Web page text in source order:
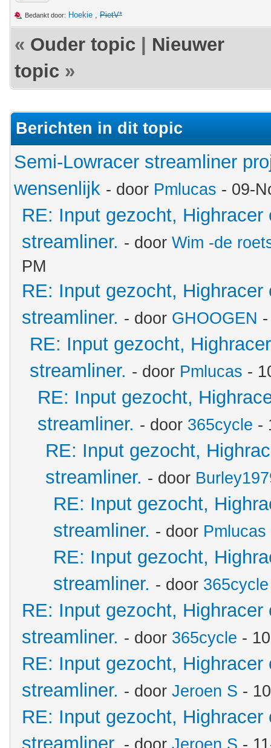
Bedankt door: Hoekie , PietV*
« Ouder topic
Nieuwer
topic »
Berichten in dit topic
Semi-Lowracer streamliner
wensenlijk - door Pmlucas - 09-
RE: Input gezocht, Highracer
streamliner. - door Wim -de
PM
RE: Input gezocht, Highracer
streamliner. - door GHOOGEN
RE: Input gezocht,
streamliner. - door Pmlucas -
RE: Input gezocht,
streamliner. - door 365cycle -
RE: Input gezocht,
streamliner. - door
RE: Input gezocht,
streamliner. - door Pmlucas
RE: Input gezocht,
streamliner. - door 365cycle
RE: Input gezocht, Highracer
streamliner. - door 365cycle -
RE: Input gezocht, Highracer
streamliner. - door Jeroen S -
RE: Input gezocht, Highracer
streamliner. - door Jeroen S -